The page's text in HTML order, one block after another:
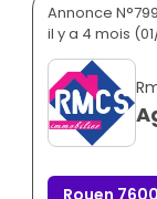
Annonce
il y a 4 mois
Rouen